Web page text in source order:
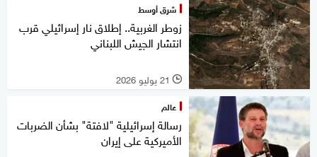
شرق أوسط
زوطر الغربية.. إطلاق نار إسرائيلي قرب
انتشار الجيش اللبناني
l 21 يوليو 2026
عالم
رسالة إسرائيلية "لافتة" بشأن الضربات
الأميركية على إيران